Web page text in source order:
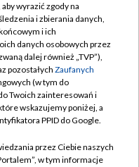
TVP
wyrazić zgody na
i zbierania danych,
i ich
danych osobowych przez
dalej również „TVP”),
pozostałych Zaufanych
(w tym do
Twoich zainteresowań i
wskazujemy poniżej, a
PPID do Google.
przez Ciebie naszych
w tym informacje